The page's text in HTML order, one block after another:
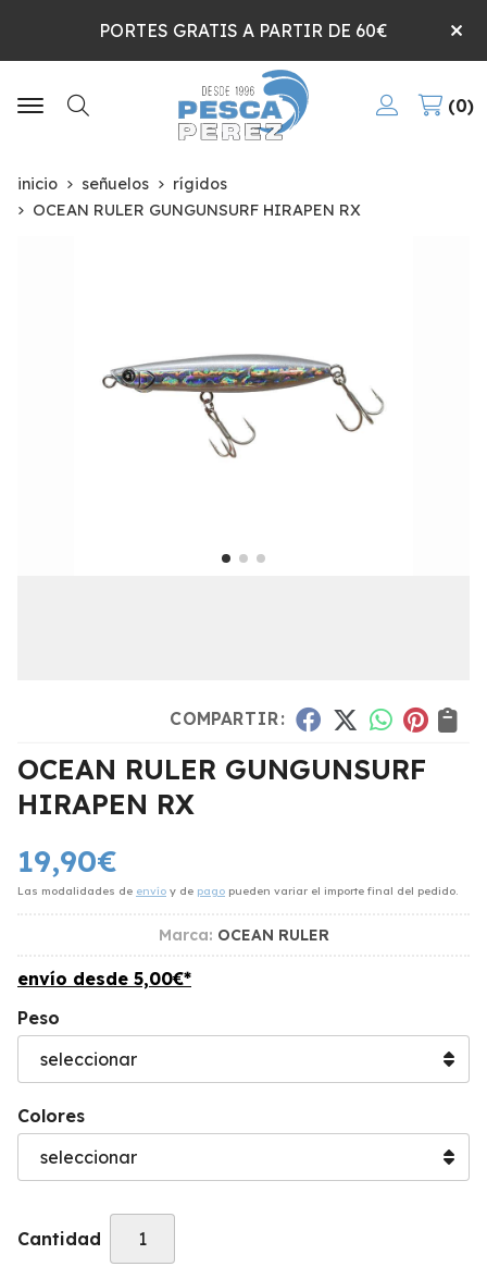
PORTES GRATIS A PARTIR DE 60€
Buscar
0
inicio señuelos
rígidos
OCEAN RULER GUNGUNSURF HIRAPEN RX
COMPARTIR:
OCEAN RULER GUNGUNSURF
HIRAPEN RX
19,90€
Las modalidades de envío y de pago pueden variar el importe final del pedido.
Marca: OCEAN RULER
envío desde 5,00€*
Peso
Colores
Cantidad